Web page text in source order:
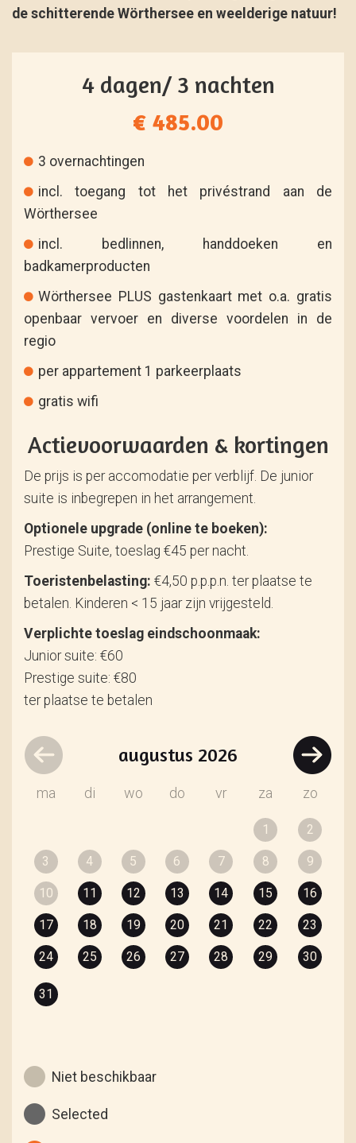
de schitterende Wörthersee en weelderige natuur!
4 dagen/ 3 nachten
€ 485.00
3 overnachtingen
incl. toegang tot het privéstrand aan de
Wörthersee
incl. bedlinnen, handdoeken en
badkamerproducten
Wörthersee PLUS gastenkaart met o.a. gratis
openbaar vervoer en diverse voordelen in de
regio
per appartement 1 parkeerplaats
gratis wifi
Actievoorwaarden & kortingen
De prijs is per accomodatie per verblijf. De junior
suite is inbegrepen in het arrangement.
Optionele upgrade (online te boeken):
Prestige Suite, toeslag €45 per nacht.
Toeristenbelasting: €4,50 p.p.p.n. ter plaatse te
betalen. Kinderen < 15 jaar zijn vrijgesteld.
Verplichte toeslag eindschoonmaak:
Junior suite: €60
Prestige suite: €80
ter plaatse te betalen
augustus 2026
ma di wo do vr za zo
1 2
3 4 5 6 7 8 9
10 11 12 13 14 15 16
17 18 19 20 21 22 23
24 25 26 27 28 29 30
31
Niet beschikbaar
Selected